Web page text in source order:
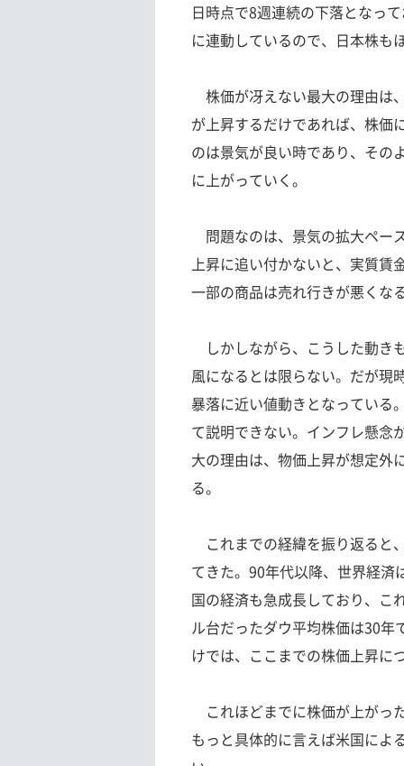
日時点で8週連続の下落となっ
に連動しているので、日本株も
株価が冴えない最大の理由は
が上昇するだけであれば、株価
のは景気が良い時であり、その
に上がっていく。
問題なのは、景気の拡大ペー
上昇に追い付かないと、実質賃
一部の商品は売れ行きが悪くな
しかしながら、こうした動き
風になるとは限らない。だが現
暴落に近い値動きとなっている
て説明できない。インフレ懸念
大の理由は、物価上昇が想定外
る。
これまでの経緯を振り返ると
てきた。90年代以降、世界経
国の経済も急成長しており、こ
ル台だったダウ平均株価は30
けでは、ここまでの株価上昇に
これほどまでに株価が上がっ
もっと具体的に言えば米国によ